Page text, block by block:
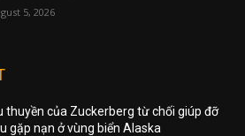
5, 2026
thuyền của Zuckerberg từ chối giúp đỡ
gặp nạn ở vùng biển Alaska